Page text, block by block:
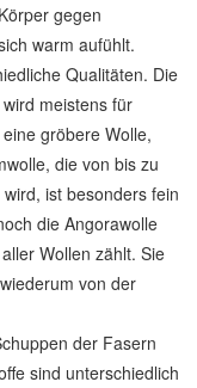
gegen
warm aufühlt.
Qualitäten. Die
meistens für
gröbere Wolle,
die von bis zu
ist besonders fein
die Angorawolle
Wollen zählt. Sie
von der
der Fasern
sind unterschiedlich